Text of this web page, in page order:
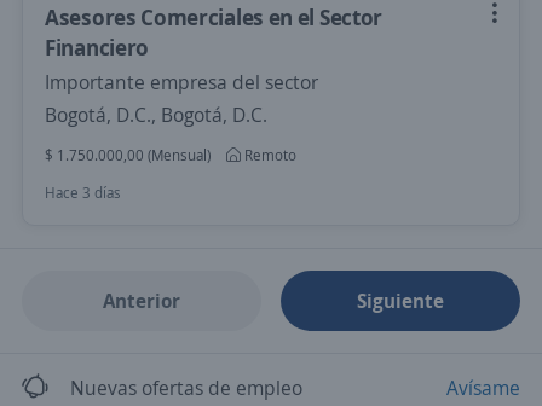
Asesores Comerciales en el Sector
Financiero
Importante empresa del sector
Bogotá, D.C., Bogotá, D.C.
$ 1.750.000,00 (Mensual)
Remoto
Hace 3 días
Anterior Siguiente
Nuevas ofertas de empleo Avísame